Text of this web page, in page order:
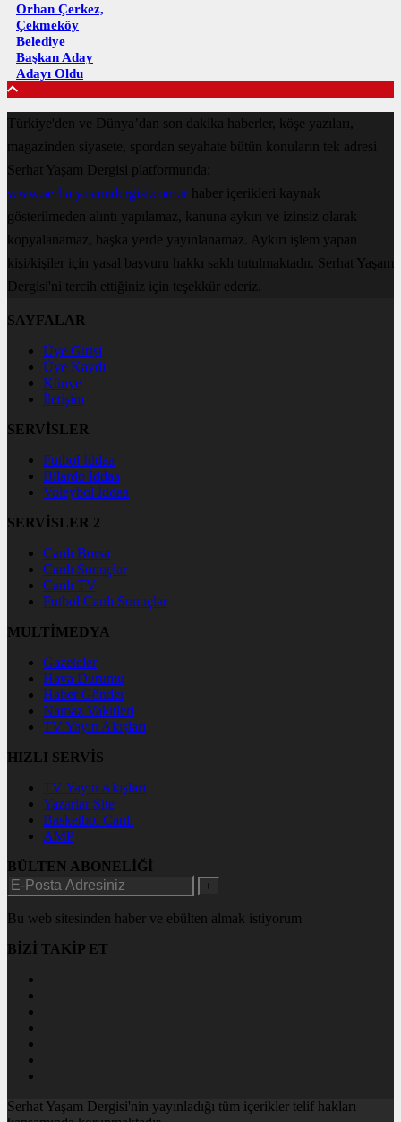
Orhan Çerkez,
Çekmeköy
Belediye
Başkan Aday
Adayı Oldu
Türkiye'den ve Dünya’dan son dakika haberler, köşe yazıları,
magazinden siyasete, spordan seyahate bütün konuların tek adresi
Serhat Yaşam Dergisi platformunda;
www.serhatyasamdergisi.com.trhaber içerikleri kaynak
gösterilmeden alıntı yapılamaz, kanuna aykırı ve izinsiz olarak
kopyalanamaz, başka yerde yayınlanamaz. Aykırı işlem yapan
kişi/kişiler için yasal başvuru hakkı saklı tutulmaktadır. Serhat Yaşam
Dergisi'ni tercih ettiğiniz için teşekkür ederiz.
SAYFALAR
Üye Girişi
Üye Kaydı
Künye
İletişim
SERVİSLER
Futbol İddaa
Bilardo İddaa
Voleybol İddaa
SERVİSLER 2
Canlı Borsa
Canlı Sonuçlar
Canlı TV
Futbol Canlı Sonuçlar
MULTİMEDYA
Gazeteler
Hava Durumu
Haber Gönder
Namaz Vakitleri
TV Yayın Akışları
HIZLI SERVİS
TV Yayın Akışları
Yazarlar Site
Basketbol Canlı
AMP
BÜLTEN ABONELİĞİ
+
Bu web sitesinden haber ve ebülten almak istiyorum
BİZİ TAKİP ET
Serhat Yaşam Dergisi'nin yayınladığı tüm içerikler telif hakları